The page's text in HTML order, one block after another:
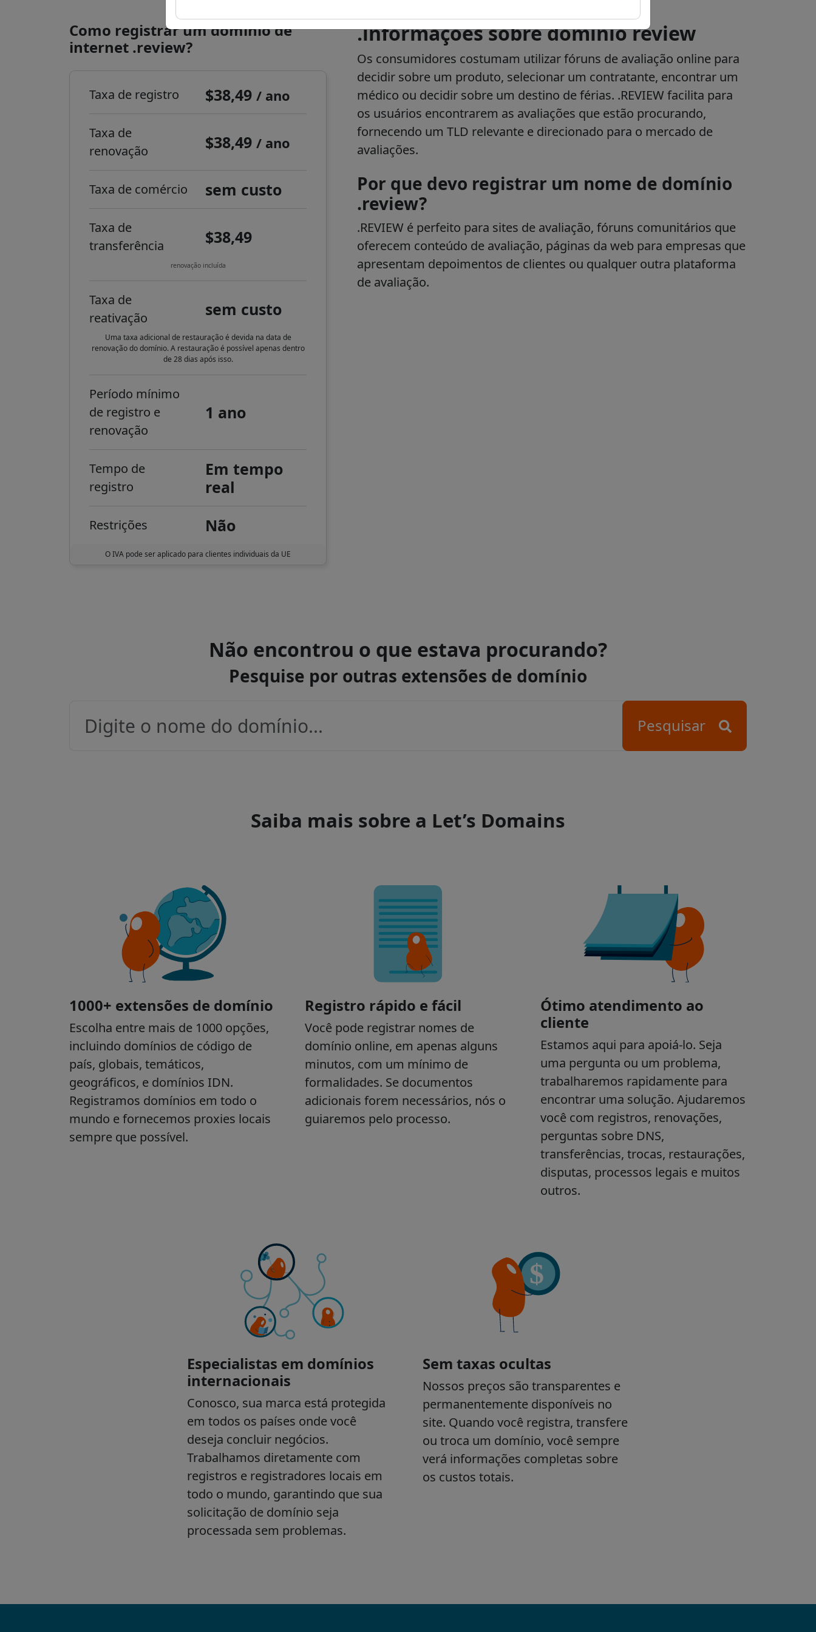
Como registrar um domínio de
internet .review?
Taxa de registro $38,49/ ano
Taxa de
renovação
$38,49/ ano
Taxa de comércio sem custo
Taxa de
transferência
$38,49
renovação incluída
Taxa de
reativação
sem custo
Uma taxa adicional de restauração é devida na data de
renovação do domínio. A restauração é possível apenas dentro
de 28 dias após isso.
Período mínimo
de registro e
renovação
1 ano
Tempo de
registro
Em tempo
real
Restrições Não
O IVA pode ser aplicado para clientes individuais da UE
.informações sobre domínio review
Os consumidores costumam utilizar fóruns de avaliação online para
decidir sobre um produto, selecionar um contratante, encontrar um
médico ou decidir sobre um destino de férias. .REVIEW facilita para
os usuários encontrarem as avaliações que estão procurando,
fornecendo um TLD relevante e direcionado para o mercado de
avaliações.
Por que devo registrar um nome de domínio
.review?
.REVIEW é perfeito para sites de avaliação, fóruns comunitários que
oferecem conteúdo de avaliação, páginas da web para empresas que
apresentam depoimentos de clientes ou qualquer outra plataforma
de avaliação.
Não encontrou o que estava procurando?
Pesquise por outras extensões de domínio
Pesquisar